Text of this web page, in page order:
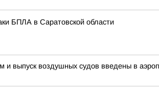
БПЛА в Саратовской области
и выпуск воздушных судов введены в